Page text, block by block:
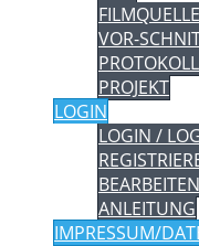
VOR-
PROJEKT
LOGIN
LOGIN /
BEARBEITEN
ANLEITUNG
IMPRESSUM/